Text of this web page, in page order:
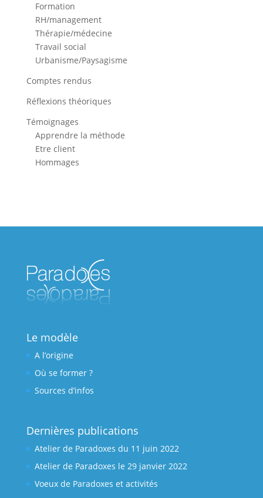
Formation
RH/management
Thérapie/médecine
Travail social
Urbanisme/Paysagisme
Comptes rendus
Réflexions théoriques
Témoignages
Apprendre la méthode
Etre client
Hommages
Le modèle
A l’origine
Où se former ?
Sources d’infos
Dernières publications
Atelier de Paradoxes du 11 juin 2022
Atelier de Paradoxes le 29 janvier 2022
Voeux de Paradoxes et activités